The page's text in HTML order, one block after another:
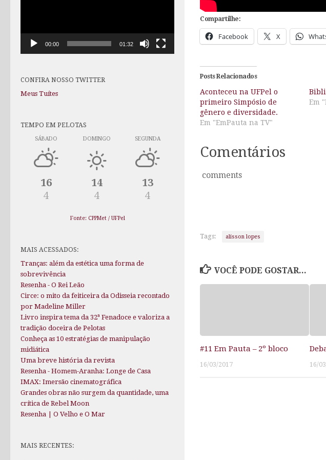
Compartilhe:
Facebook X
Posts Relacionados
Aconteceu na UFPel o
primeiro Simpósio de
gênero e diversidade.
Em "EmPauta na TV"
Em
Comentários
comments
Tags: alisson lopes
VOCÊ PODE GOSTAR...
#11 Em Pauta – 2º bloco
16/03/2017 16/
00:00 01:32
CONFIRA NOSSO TWITTER
Meus Tuítes
TEMPO EM PELOTAS
SÁBADO
16
4
DOMINGO
14
4
SEGUNDA
13
4
Fonte: CPPMet / UFPel
MAIS ACESSADOS:
Tranças: além da estética uma forma de
sobrevivência
Resenha - O Rei Leão
Circe: o mito da feiticeira da Odisseia recontado
por Madeline Miller
Livro inspira tema da 32ª Fenadoce e valoriza a
tradição doceira de Pelotas
Conheça as 10 estratégias de manipulação
midiática
Uma breve história da revista
Resenha - Homem-Aranha: Longe de Casa
IMAX: Imersão cinematográfica
Grandes obras não surgem da quantidade, uma
crítica de Rebel Moon
Resenha | O Velho e O Mar
MAIS RECENTES: